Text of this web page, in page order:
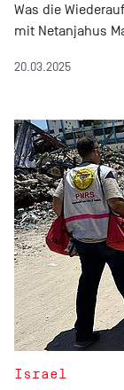
Was die
mit Netanjahus
20.03.2025
Israel